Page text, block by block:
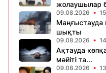
жолаушылар
09.08.2026
Маңғыстауда
шықты
09.08.2026
Ақтауда
мәйіті та...
09.08.2026